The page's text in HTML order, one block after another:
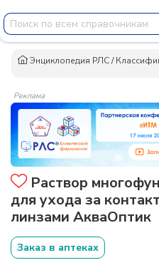
Энциклопедия РЛС/
Реклама
Раствор
для ухода за
линзами АкваОптик
Заказ в аптеках